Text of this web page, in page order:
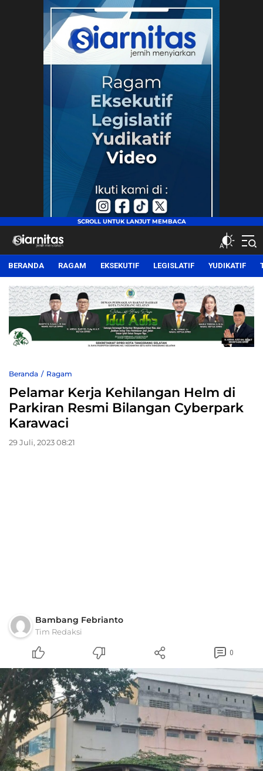
siarnitas
Jernih Menyiarkan
BERANDA RAGAM EKSEKUTIF LEGISLATIF YUDIKATIF
Beranda Ragam
Pelamar Kerja Kehilangan Helm di
Parkiran Resmi Bilangan Cyberpark
Karawaci
29 Juli, 2023 08:21
Bambang Febrianto
Tim Redaksi
0